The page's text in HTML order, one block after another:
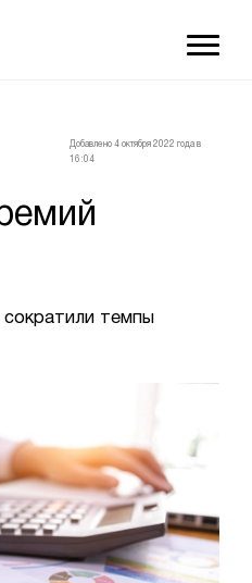
Добавлено 4 октября 2022 года в
16:04
темпы